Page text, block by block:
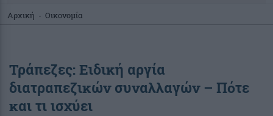
Αρχική - Οικονομία
Τράπεζες: Ειδική αργία
διατραπεζικών συναλλαγών – Πότε
και τι ισχύει